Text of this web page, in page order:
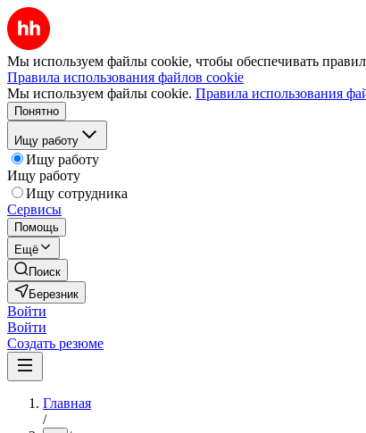
Мы используем файлы cookie, чтобы обеспечивать
Правила использования файлов cookie
Мы используем файлы cookie. Правила использования
Понятно
Ищу работу
Ищу работу
Ищу работу
Ищу сотрудника
Сервисы
Помощь
Ещё
Поиск
Березник
Войти
Войти
Создать резюме
Главная
/